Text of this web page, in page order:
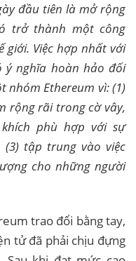
đầu tiên là mở rộng
trở thành một công
giới. Việc hợp nhất với
ý nghĩa hoàn hảo đối
nhóm Ethereum vì: (1)
rộng rãi trong cờ vây,
phù hợp với sự
(3) tập trung vào việc
cho những người
trao đổi bằng tay,
tử đã phải chịu đựng